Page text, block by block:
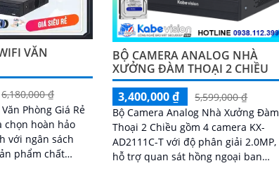
VĂN
6,180,000 ₫
Phòng Giá Rẻ
chọn hoàn hảo
với ngân sách
BỘ CAMERA ANALOG NHÀ
XƯỞNG ĐÀM THOẠI 2 CHIỀU
3,400,000 ₫
5,599,000 ₫
Bộ Camera Analog Nhà Xưởng Đàm
Thoại 2 Chiều gồm 4 camera KX-
AD2111C-T với độ phân giải 2.0MP,
hỗ trợ quan sát hồng ngoại ban